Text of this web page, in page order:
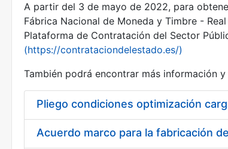
Mostrar/Ocultar
Mostrar/Ocultar
A partir del 3 de mayo de 2022, para
Fábrica Nacional de Moneda y Timbre -
Plataforma de Contratación del Sector
(https://contrataciondelestado.es/)
También podrá encontrar más información
Pliego condiciones optimización
Acuerdo marco para la fabricación